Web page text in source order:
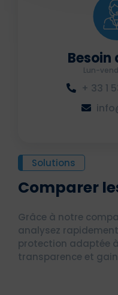
Solutions
Comparer
Grâce à notre
analysez
protection adaptée
transparence et
Besoin
Lun-
+ 33 1